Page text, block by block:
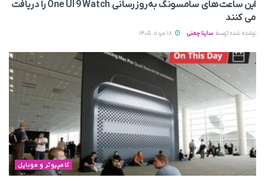
این ساعت‌های سامسونگ به‌روزرسانی One UI 9 Watch را دریافت
می کنند
نوشته شده توسط ساینا چمنی
کامپیوتر و موبایل